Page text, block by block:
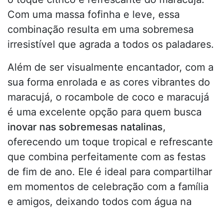
Com uma massa fofinha e leve, essa
combinação resulta em uma sobremesa
irresistível que agrada a todos os paladares.
Além de ser visualmente encantador, com a
sua forma enrolada e as cores vibrantes do
maracujá, o rocambole de coco e maracujá
é uma excelente opção para quem busca
inovar nas sobremesas natalinas,
oferecendo um toque tropical e refrescante
que combina perfeitamente com as festas
de fim de ano. Ele é ideal para compartilhar
em momentos de celebração com a família
e amigos, deixando todos com água na